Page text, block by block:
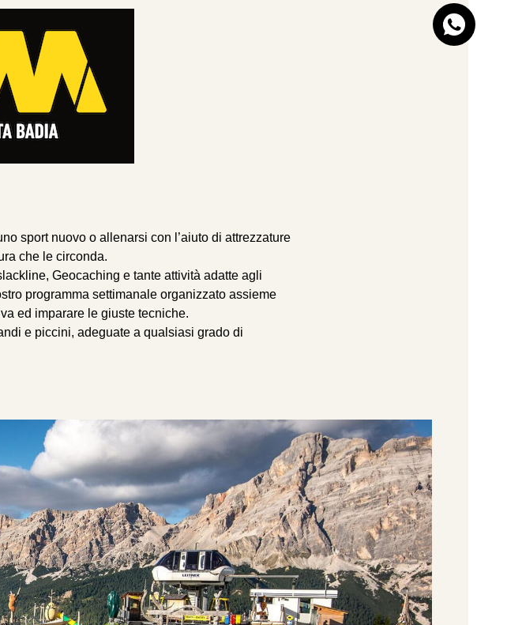
sport nuovo o allenarsi con l’aiuto di attrezzature
che le circonda.
Geocaching e tante attività adatte agli
programma settimanale organizzato assieme
ed imparare le giuste tecniche.
e piccini, adeguate a qualsiasi grado di